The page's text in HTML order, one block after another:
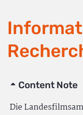
Content Note
Die